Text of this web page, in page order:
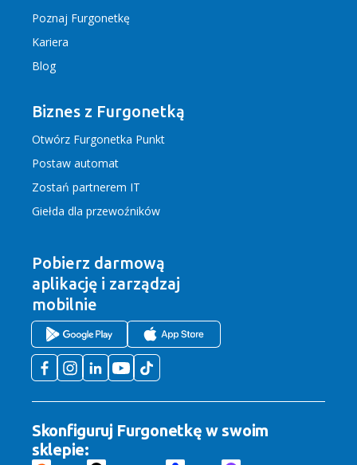
Poznaj Furgonetkę
Kariera
Blog
Biznes z Furgonetką
Otwórz Furgonetka Punkt
Postaw automat
Zostań partnerem IT
Giełda dla przewoźników
Pobierz darmową
aplikację i zarządzaj
mobilnie
Skonfiguruj Furgonetkę w swoim
sklepie: